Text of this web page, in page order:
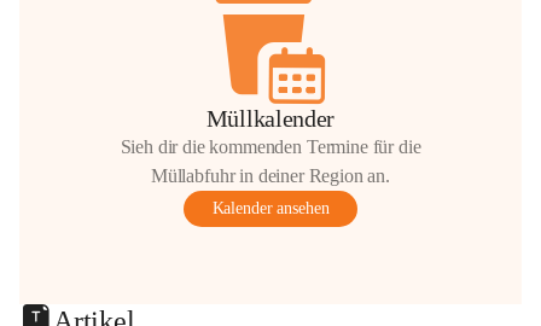
Müllkalender
Sieh dir die kommenden Termine für die
Müllabfuhr in deiner Region an.
Kalender ansehen